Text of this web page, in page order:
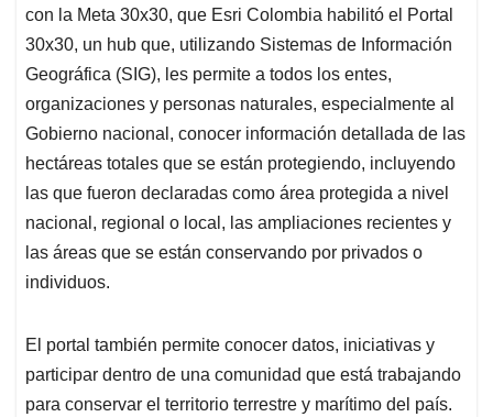
con la Meta 30x30, que Esri Colombia habilitó el Portal
30x30, un hub que, utilizando Sistemas de Información
Geográfica (SIG), les permite a todos los entes,
organizaciones y personas naturales, especialmente al
Gobierno nacional, conocer información detallada de las
hectáreas totales que se están protegiendo, incluyendo
las que fueron declaradas como área protegida a nivel
nacional, regional o local, las ampliaciones recientes y
las áreas que se están conservando por privados o
individuos.
El portal también permite conocer datos, iniciativas y
participar dentro de una comunidad que está trabajando
para conservar el territorio terrestre y marítimo del país.